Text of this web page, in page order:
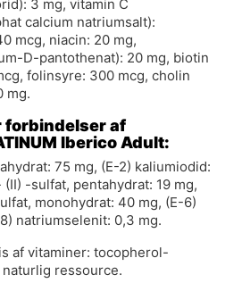
3 mg, vitamin C
calcium natriumsalt):
mcg, niacin: 20 mg,
D-pantothenat): 20 mg, biotin
folinsyre: 300 mcg, cholin
mg.
forbindelser af
Iberico Adult:
75 mg, (E-2) kaliumiodid:
(II) -sulfat, pentahydrat: 19 mg,
monohydrat: 40 mg, (E-6)
natriumselenit: 0,3 mg.
af vitaminer: tocopherol-
ressource.